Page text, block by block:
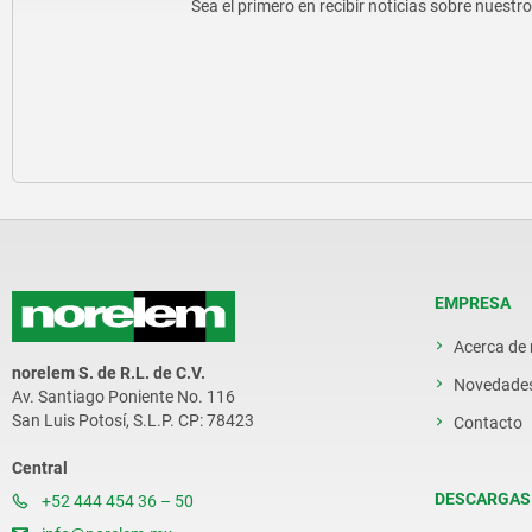
Sea el primero en recibir noticias sobre
norelem S. de R.L. de C.V.
Av. Santiago Poniente No. 116
San Luis Potosí, S.L.P. CP: 78423
Central
+52 444 454 36 – 50
EMPRESA
Acerca
Contacto
DESCARGAS